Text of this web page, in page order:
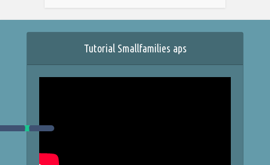
Tutorial Smallfamilies aps